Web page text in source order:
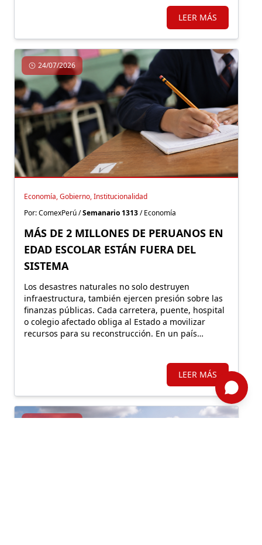
LEER MÁS
24/07/2026
Economía, Gobierno, Institucionalidad
Por: ComexPerú /Semanario 1313/ Economía
MÁS DE 2 MILLONES DE PERUANOS EN
EDAD ESCOLAR ESTÁN FUERA DEL
SISTEMA
Los desastres naturales no solo destruyen
infraestructura, también ejercen presión sobre las
finanzas públicas. Cada carretera, puente, hospital
o colegio afectado obliga al Estado a movilizar
recursos para su reconstrucción. En un país
LEER MÁS